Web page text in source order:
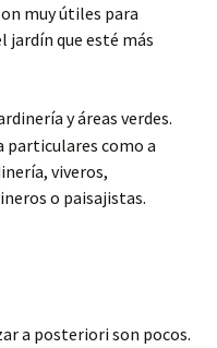
muy útiles para
jardín que esté más
y áreas verdes.
particulares como a
viveros,
o paisajistas.
a posteriori son pocos.